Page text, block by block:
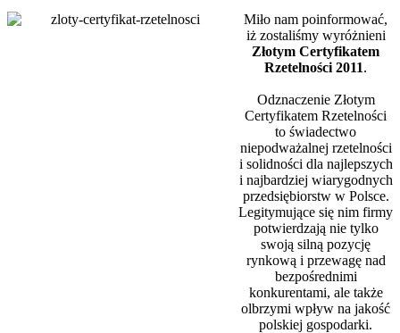
Miło nam poinformować,
iż zostaliśmy wyróżnieni
Złotym Certyfikatem
Rzetelności 2011.
Odznaczenie Złotym
Certyfikatem Rzetelności
to świadectwo
niepodważalnej rzetelności
i solidności dla najlepszych
i najbardziej wiarygodnych
przedsiębiorstw w Polsce.
Legitymujące się nim firmy
potwierdzają nie tylko
swoją silną pozycję
rynkową i przewagę nad
bezpośrednimi
konkurentami, ale także
olbrzymi wpływ na jakość
polskiej gospodarki.